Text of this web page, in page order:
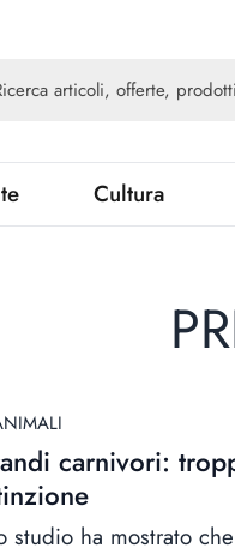
Cultura
carnivori:
studio ha mostrato